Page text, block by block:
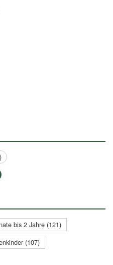
bis 2 Jahre (121)
(107)